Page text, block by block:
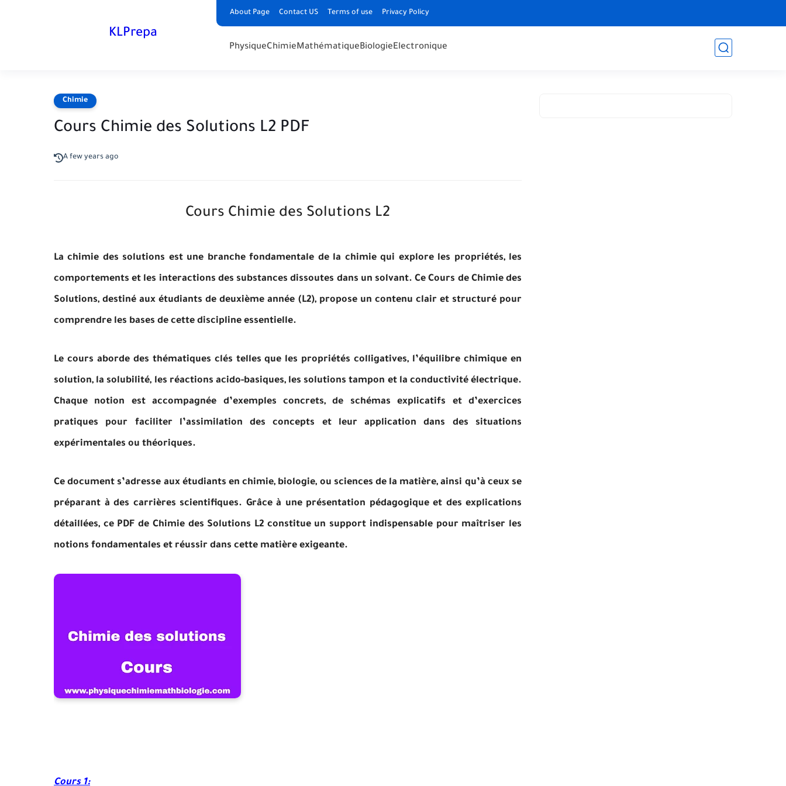
About Page Contact US Terms of use Privacy Policy
KLPrepa
PhysiqueChimieMathématiqueBiologieElectronique
Chimie
Cours Chimie des Solutions L2 PDF
A few years ago
Cours Chimie des Solutions L2
La chimie des solutions est une branche fondamentale de la chimie qui explore les propriétés, les
comportements et les interactions des substances dissoutes dans un solvant. Ce Cours de Chimie des
Solutions, destiné aux étudiants de deuxième année (L2), propose un contenu clair et structuré pour
comprendre les bases de cette discipline essentielle.
Le cours aborde des thématiques clés telles que les propriétés colligatives, l’équilibre chimique en
solution, la solubilité, les réactions acido-basiques, les solutions tampon et la conductivité électrique.
Chaque notion est accompagnée d’exemples concrets, de schémas explicatifs et d’exercices
pratiques pour faciliter l’assimilation des concepts et leur application dans des situations
expérimentales ou théoriques.
Ce document s’adresse aux étudiants en chimie, biologie, ou sciences de la matière, ainsi qu’à ceux se
préparant à des carrières scientifiques. Grâce à une présentation pédagogique et des explications
détaillées, ce PDF de Chimie des Solutions L2 constitue un support indispensable pour maîtriser les
notions fondamentales et réussir dans cette matière exigeante.
Cours 1: